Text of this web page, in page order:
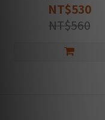
NT$530
NT$560